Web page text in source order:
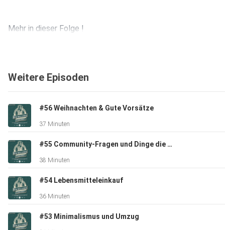
Mehr in dieser Folge !
Der Blog zum Podcast:
⁠www.derminimalismuspodcast.com⁠
Hast du Fragen ? Hast du Wünsche ? Hast du Kritik ?
mir eine Nachricht auf meinem ⁠Instagram Profil⁠.
Weitere Episoden
#56 Weihnachten & Gute Vorsätze
37 Minuten
#55 Community-Fragen und Dinge die euch beschäftigen #3
38 Minuten
#54 Lebensmitteleinkauf
36 Minuten
#53 Minimalismus und Umzug